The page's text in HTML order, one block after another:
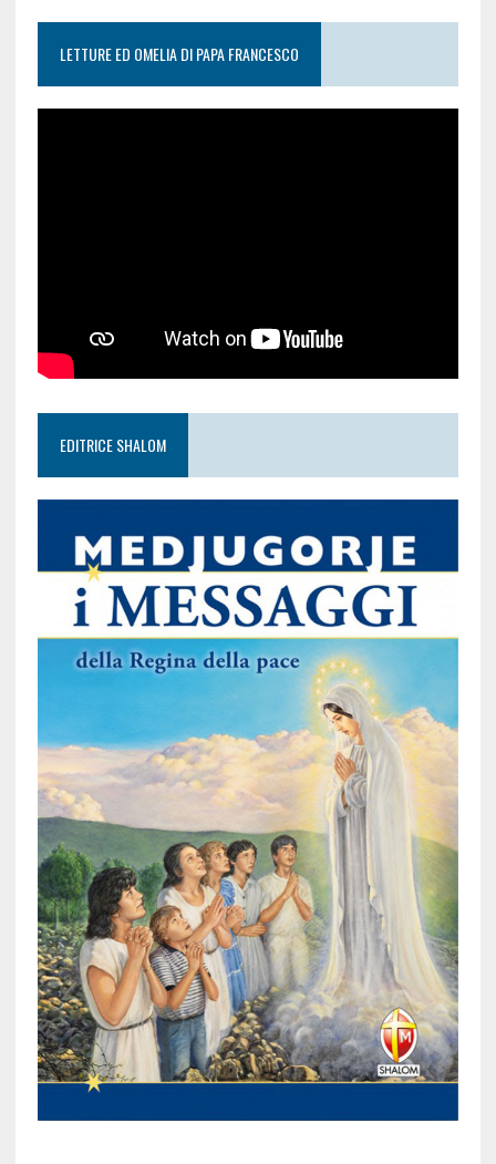
LETTURE ED OMELIA DI PAPA FRANCESCO
EDITRICE SHALOM